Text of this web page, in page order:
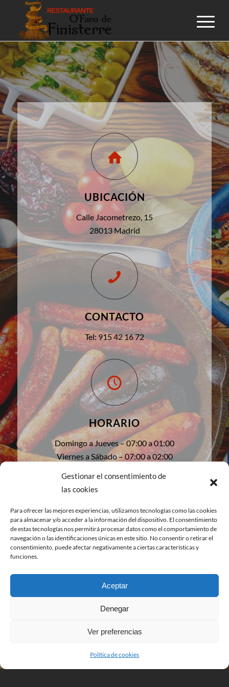
Gestionar el consentimiento de
las cookies
Para ofrecer las mejores experiencias, utilizamos tecnologías como las cookies
para almacenar y/o acceder a la información del dispositivo. El consentimiento
de estas tecnologías nos permitirá procesar datos como el comportamiento de
navegación o las identificaciones únicas en este sitio. No consentir o retirar el
consentimiento, puede afectar negativamente a ciertas características y
funciones.
Aceptar
Denegar
Ver preferencias
Política de cookies
UBICACIÓN
Calle Jacometrezo, 15
28013 Madrid
CONTACTO
Tel: 915 42 16 72
HORARIO
Domingo a Jueves – 07:00 a 01:00
Viernes a Sábado – 07:00 a 02:00
y permitir este contenido